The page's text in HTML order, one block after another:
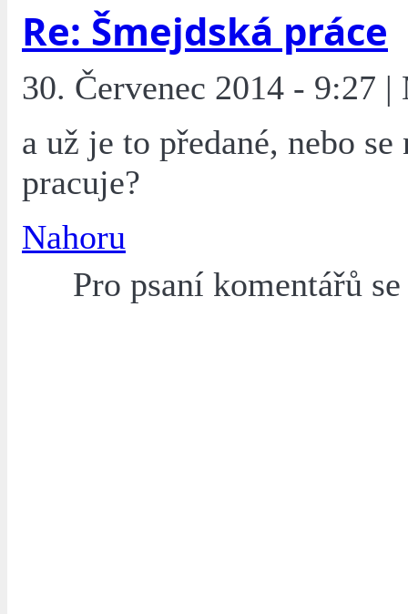
Re: Šmejdská práce
30. Červenec 2014 - 9:27
a už je to předané, nebo se
pracuje?
Nahoru
Pro psaní komentářů